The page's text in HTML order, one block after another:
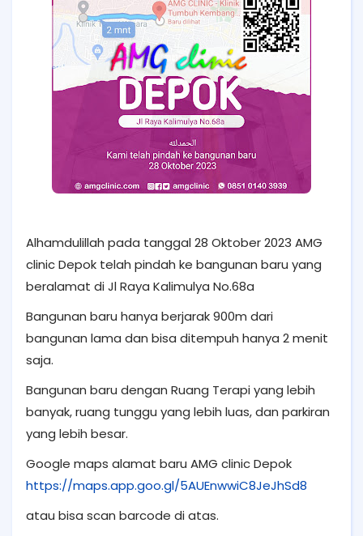
Alhamdulillah pada tanggal 28 Oktober 2023 AMG
clinic Depok telah pindah ke bangunan baru yang
beralamat di Jl Raya Kalimulya No.68a
Bangunan baru hanya berjarak 900m dari
bangunan lama dan bisa ditempuh hanya 2 menit
saja.
Bangunan baru dengan Ruang Terapi yang lebih
banyak, ruang tunggu yang lebih luas, dan parkiran
yang lebih besar.
Google maps alamat baru AMG clinic Depok
https://maps.app.goo.gl/5AUEnwwiC8JeJhSd8
atau bisa scan barcode di atas.